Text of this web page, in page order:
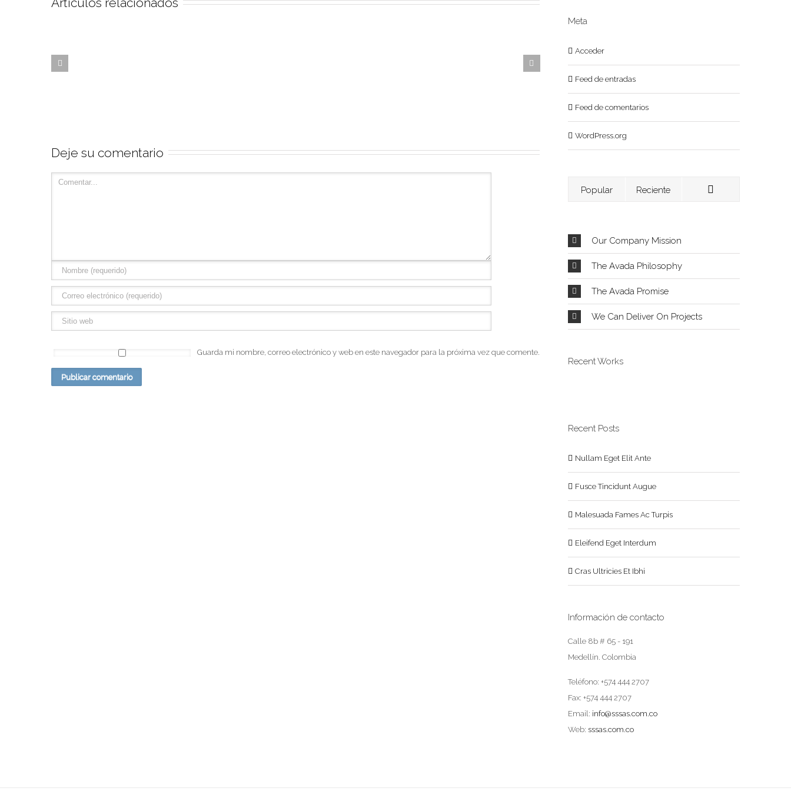
Deje su comentario
Guarda mi nombre, correo electrónico y web en este navegador para la próxima vez que comente.
Meta
Acceder
Feed de entradas
Feed de comentarios
WordPress.org
Popular Reciente
Our Company Mission
The Avada Philosophy
The Avada Promise
We Can Deliver On Projects
Recent Works
Recent Posts
Nullam Eget Elit Ante
Fusce Tincidunt Augue
Malesuada Fames Ac Turpis
Eleifend Eget Interdum
Cras Ultricies Et Ibhi
Información de contacto
Calle 8b # 65 - 191
Medellín. Colombia
Teléfono: +574 444 2707
Fax: +574 444 2707
Email: info@sssas.com.co
Web: sssas.com.co